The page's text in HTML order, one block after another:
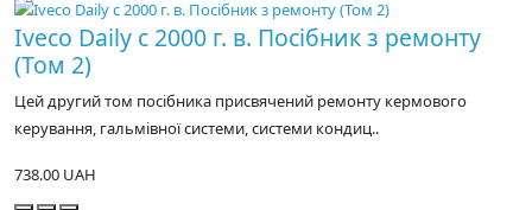
Iveco Daily c 2000 г. в. Посібник з ремонту
(Том 2)
Цей другий том посібника присвячений ремонту кермового
керування, гальмівної системи, системи кондиц..
738.00 UAH